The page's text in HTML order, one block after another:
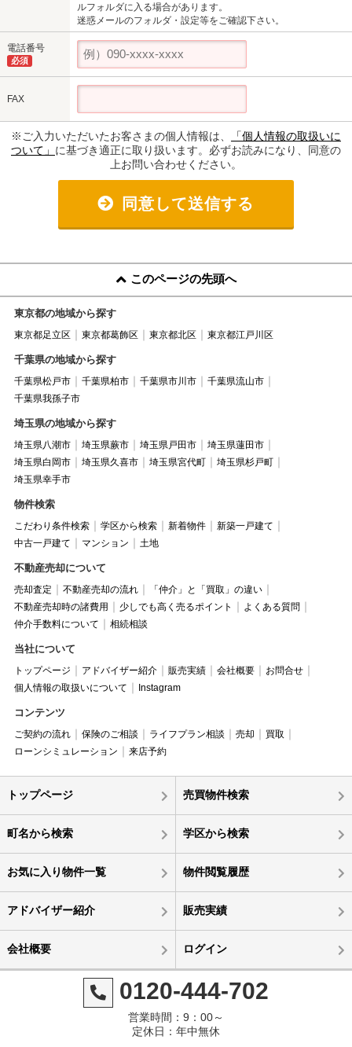
ルフォルダに入る場合があります。
迷惑メールのフォルダ・設定等をご確認下さい。
電話番号
必須
FAX
※ご入力いただいたお客さまの個人情報は、
「個人情報の取扱いに
ついて」 に基づき適正に取り扱います。必ずお読みになり、同意の
上お問い合わせください。
同意して送信する
このページの先頭へ
東京都の地域から探す
東京都足立区 東京都葛飾区 東京都北区 東京都江戸川区
千葉県の地域から探す
千葉県松戸市 千葉県柏市 千葉県市川市
千葉県流山市
千葉県我孫子市
埼玉県の地域から探す
埼玉県八潮市 埼玉県蕨市 埼玉県戸田市
埼玉県蓮田市
埼玉県白岡市
埼玉県久喜市 埼玉県宮代町
埼玉県杉戸町
埼玉県幸手市
物件検索
こだわり条件検索 学区から検索 新着物件
新築一戸建て
中古一戸建て
マンション 土地
不動産売却について
売却査定 不動産売却の流れ
「仲介」と「買取」の違い
不動産売却時の諸費用
少しでも高く売るポイント
よくある質問
仲介手数料について
相続相談
当社について
トップページ アドバイザー紹介 販売実績 会社概要
お問合せ
個人情報の取扱いについて
Instagram
コンテンツ
ご契約の流れ 保険のご相談 ライフプラン相談 売却
買取
ローンシミュレーション
来店予約
トップページ 売買物件検索
町名から検索 学区から検索
お気に入り物件一覧 物件閲覧履歴
アドバイザー紹介 販売実績
会社概要 ログイン
0120-444-702
営業時間：9：00～
定休日：年中無休